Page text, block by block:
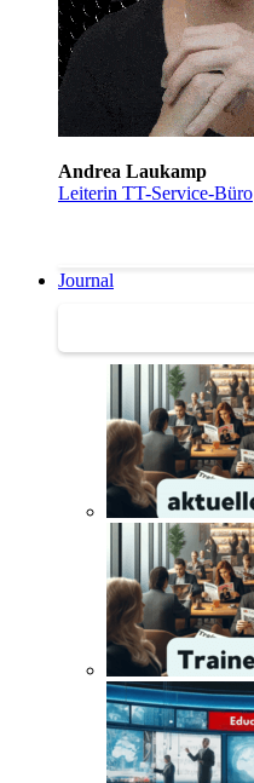
Andrea Laukamp
Leiterin TT-Service-Büro
Journal